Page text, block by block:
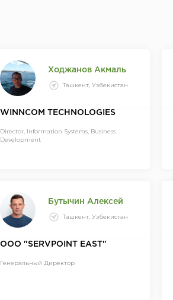
Ходжанов Акмаль
Ташкент, Узбекистан
WINNCOM TECHNOLOGIES
Director, Information Systems, Business
Development
Бутычин Алексей
Ташкент, Узбекистан
OOO "SERVPOINT EAST"
Генеральный Директор